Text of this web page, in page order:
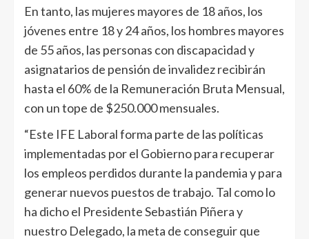
En tanto, las mujeres mayores de 18 años, los
jóvenes entre 18 y 24 años, los hombres mayores
de 55 años, las personas con discapacidad y
asignatarios de pensión de invalidez recibirán
hasta el 60% de la Remuneración Bruta Mensual,
con un tope de $250.000 mensuales.
“Este IFE Laboral forma parte de las políticas
implementadas por el Gobierno para recuperar
los empleos perdidos durante la pandemia y para
generar nuevos puestos de trabajo. Tal como lo
ha dicho el Presidente Sebastián Piñera y
nuestro Delegado, la meta de conseguir que